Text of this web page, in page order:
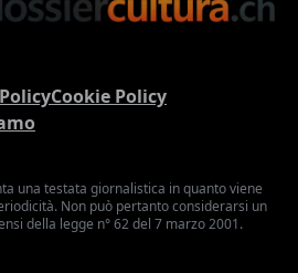
Cookie Policy
una testata giornalistica in quanto viene
Non può pertanto considerarsi un
della legge n° 62 del 7 marzo 2001.